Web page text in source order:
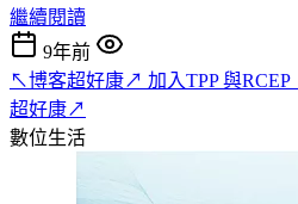
繼續閱讀
9年前
↖博客超好康↗ 加入TPP 與
超好康↗
數位生活